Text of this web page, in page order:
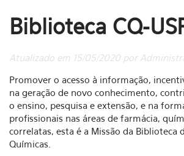
Biblioteca CQ-
Atualizado em 15/05/2020 por
Promover o acesso à informação,
na geração de novo conhecimento,
o ensino, pesquisa e extensão, e na
profissionais nas áreas de farmácia,
correlatas, esta é a Missão da Biblioteca
Químicas.